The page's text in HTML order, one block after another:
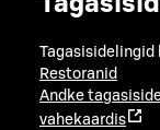
Restoranid
Andke
vahekaardis